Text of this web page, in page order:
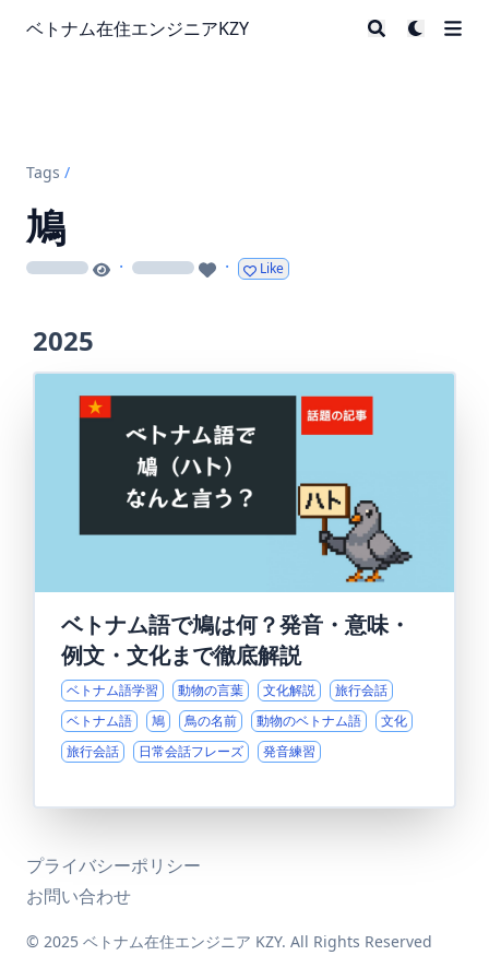
ベトナム在住エンジニアKZY
Tags /
鳩
loading · loading · Like
2025
ベトナム語で鳩は何？発音・意味・
例文・文化まで徹底解説
ベトナム語学習 動物の言葉 文化解説
旅行会話
ベトナム語
鳩 鳥の名前 動物のベトナム語
文化
旅行会話
日常会話フレーズ 発音練習
プライバシーポリシー
お問い合わせ
© 2025 ベトナム在住エンジニア KZY. All Rights Reserved